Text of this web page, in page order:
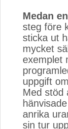
Medan
steg före
sticka ut
mycket
exemplet
uppgift
Med stöd
anrika
sin tur